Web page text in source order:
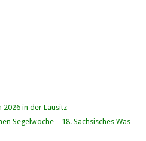
YCB
in der Lausitz
Se­gel­wo­che – 18. Säch­si­sches Was­